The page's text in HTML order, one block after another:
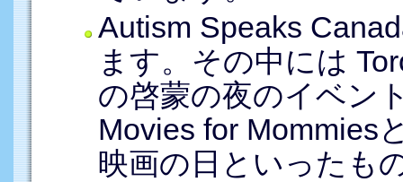
Autism Speaks
ます。その中には
の啓蒙の夜のイベン
Movies for Mommies
映画の日といったも